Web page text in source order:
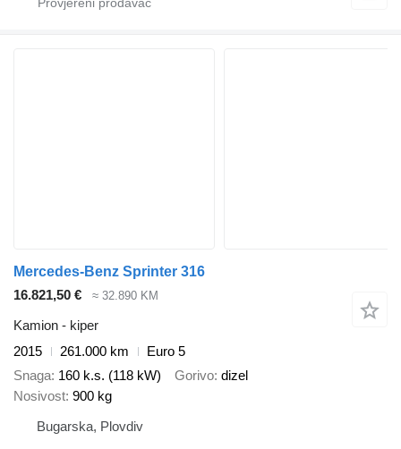
Mercedes-Benz Sprinter 316
16.821,50 €
≈ 32.890 KM
Kamion - kiper
2015
261.000 km
Euro 5
Snaga 160 k.s. (118 kW) Gorivo dizel
Nosivost 900 kg
Bugarska, Plovdiv